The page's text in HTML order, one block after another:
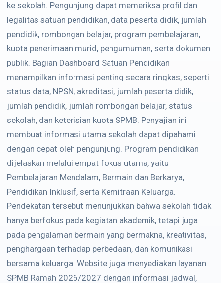
ke sekolah. Pengunjung dapat memeriksa profil dan
legalitas satuan pendidikan, data peserta didik, jumlah
pendidik, rombongan belajar, program pembelajaran,
kuota penerimaan murid, pengumuman, serta dokumen
publik. Bagian Dashboard Satuan Pendidikan
menampilkan informasi penting secara ringkas, seperti
status data, NPSN, akreditasi, jumlah peserta didik,
jumlah pendidik, jumlah rombongan belajar, status
sekolah, dan keterisian kuota SPMB. Penyajian ini
membuat informasi utama sekolah dapat dipahami
dengan cepat oleh pengunjung. Program pendidikan
dijelaskan melalui empat fokus utama, yaitu
Pembelajaran Mendalam, Bermain dan Berkarya,
Pendidikan Inklusif, serta Kemitraan Keluarga.
Pendekatan tersebut menunjukkan bahwa sekolah tidak
hanya berfokus pada kegiatan akademik, tetapi juga
pada pengalaman bermain yang bermakna, kreativitas,
penghargaan terhadap perbedaan, dan komunikasi
bersama keluarga. Website juga menyediakan layanan
SPMB Ramah 2026/2027 dengan informasi jadwal,